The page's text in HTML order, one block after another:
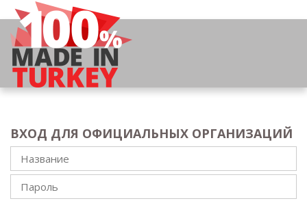
ВХОД ДЛЯ ОФИЦИАЛЬНЫХ ОРГАНИЗАЦИЙ